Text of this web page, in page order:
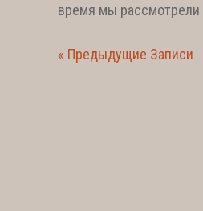
время мы рассмотрели
« Предыдущие Записи